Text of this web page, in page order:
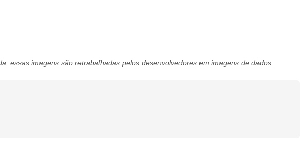
essas imagens são retrabalhadas pelos desenvolvedores em imagens de dados.